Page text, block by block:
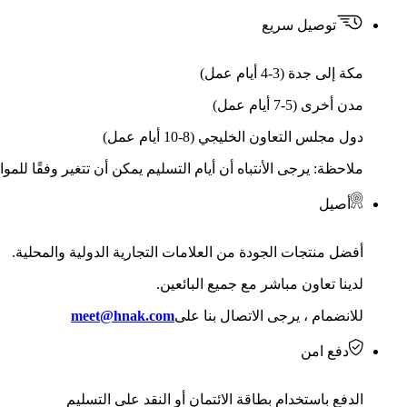
توصيل سريع
مكة إلى جدة (3-4 أيام عمل)
مدن أخرى (5-7 أيام عمل)
دول مجلس التعاون الخليجي (8-10 أيام عمل)
ملاحظة: يرجى الأنتباه أن أيام التسليم يمكن أن تتغير وفقًا
أصيل
أفضل منتجات الجودة من العلامات التجارية الدولية والمحلية.
لدينا تعاون مباشر مع جميع البائعين.
للانضمام ، يرجى الاتصال بنا علىmeet@hnak.com
دفع امن
الدفع باستخدام بطاقة الائتمان أو النقد على التسليم